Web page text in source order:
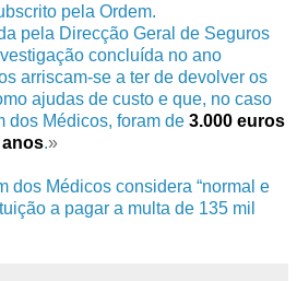
pela Ordem.
pela Direcção Geral de Seguros
concluída no ano
arriscam-se a ter de devolver os
ajudas de custo e que, no caso
dos Médicos, foram de 3.000 euros
.»
dos Médicos considera “normal e
a pagar a multa de 135 mil